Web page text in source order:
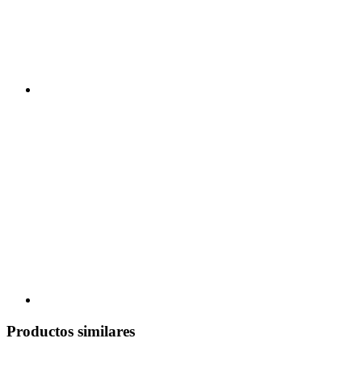
Productos similares